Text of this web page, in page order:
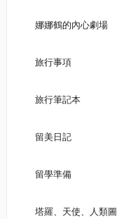
娜娜鶴的內心劇場
旅行事項
旅行筆記本
留美日記
留學準備
塔羅、天使、人類圖